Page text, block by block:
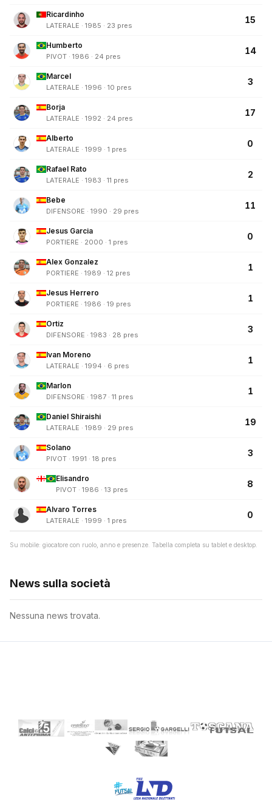
Ricardinho
LATERALE · 1985 · 23 pres
15
Humberto
PIVOT · 1986 · 24 pres
14
Marcel
LATERALE · 1996 · 10 pres
3
Borja
LATERALE · 1992 · 24 pres
17
Alberto
LATERALE · 1999 · 1 pres
0
Rafael Rato
LATERALE · 1983 · 11 pres
2
Bebe
DIFENSORE · 1990 · 29 pres
11
Jesus Garcia
PORTIERE · 2000 · 1 pres
0
Alex Gonzalez
PORTIERE · 1989 · 12 pres
1
Jesus Herrero
PORTIERE · 1986 · 19 pres
1
Ortiz
DIFENSORE · 1983 · 28 pres
3
Ivan Moreno
LATERALE · 1994 · 6 pres
1
Marlon
DIFENSORE · 1987 · 11 pres
1
Daniel Shiraishi
LATERALE · 1989 · 29 pres
19
Solano
PIVOT · 1991 · 18 pres
3
Elisandro
PIVOT · 1986 · 13 pres
8
Alvaro Torres
LATERALE · 1999 · 1 pres
0
Su mobile: giocatore con ruolo, anno e presenze. Tabella completa su tablet e desktop.
News sulla società
Nessuna news trovata.